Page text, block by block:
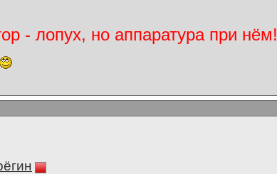
- лопух, но аппаратура при нём!